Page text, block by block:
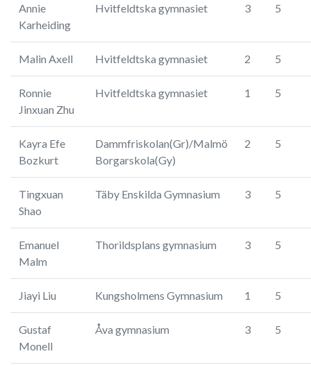
Annie
Karheiding
Hvitfeldtska gymnasiet 3 5
Malin Axell Hvitfeldtska gymnasiet 2 5
Ronnie
Jinxuan Zhu
Hvitfeldtska gymnasiet 1 5
Kayra Efe
Bozkurt
Dammfriskolan(Gr)/Malmö
Borgarskola(Gy)
2 5
Tingxuan
Shao
Täby Enskilda Gymnasium 3 5
Emanuel
Malm
Thorildsplans gymnasium 3 5
Jiayi Liu Kungsholmens Gymnasium 1 5
Gustaf
Monell
Åva gymnasium 3 5